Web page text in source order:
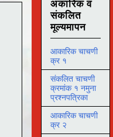
अकारिक व
संकलित
मूल्यमापन
आकारिक चाचणी
क्र १
संकलित चाचणी
क्रमांक १ नमुना
प्रश्नपत्रिका
आकारिक चाचणी
क्र २